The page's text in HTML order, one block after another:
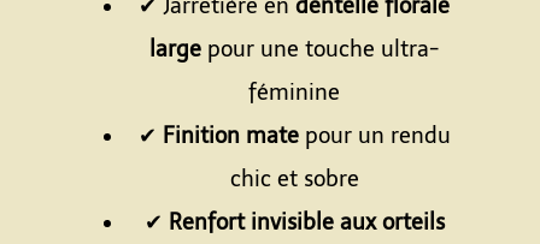
✔ Jarretière en dentelle florale
large pour une touche ultra-
féminine
✔ Finition matepour un rendu
chic et sobre
✔ Renfort invisible aux orteils